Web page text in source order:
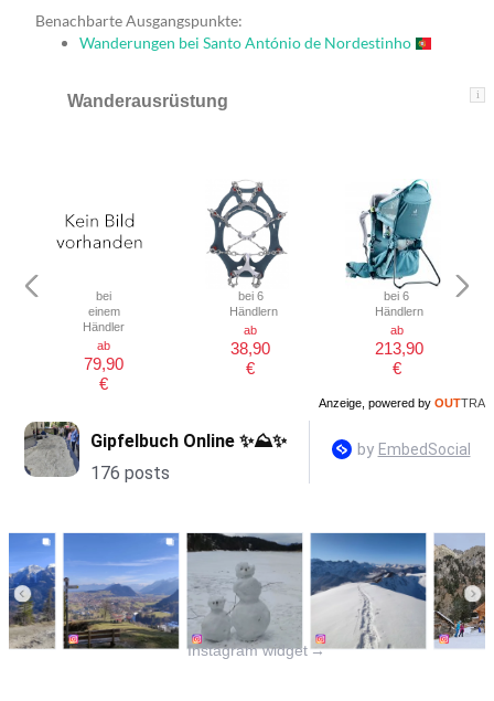
Benachbarte Ausgangspunkte:
Wanderungen bei Santo António de Nordestinho
i
Wanderausrüstung
bei
einem
Händler
ab
79,90
€
bei 6
Händlern
ab
38,90
€
bei 6
Händlern
ab
213,90
€
Anzeige, powered by OUTTRA
Instagram widget →